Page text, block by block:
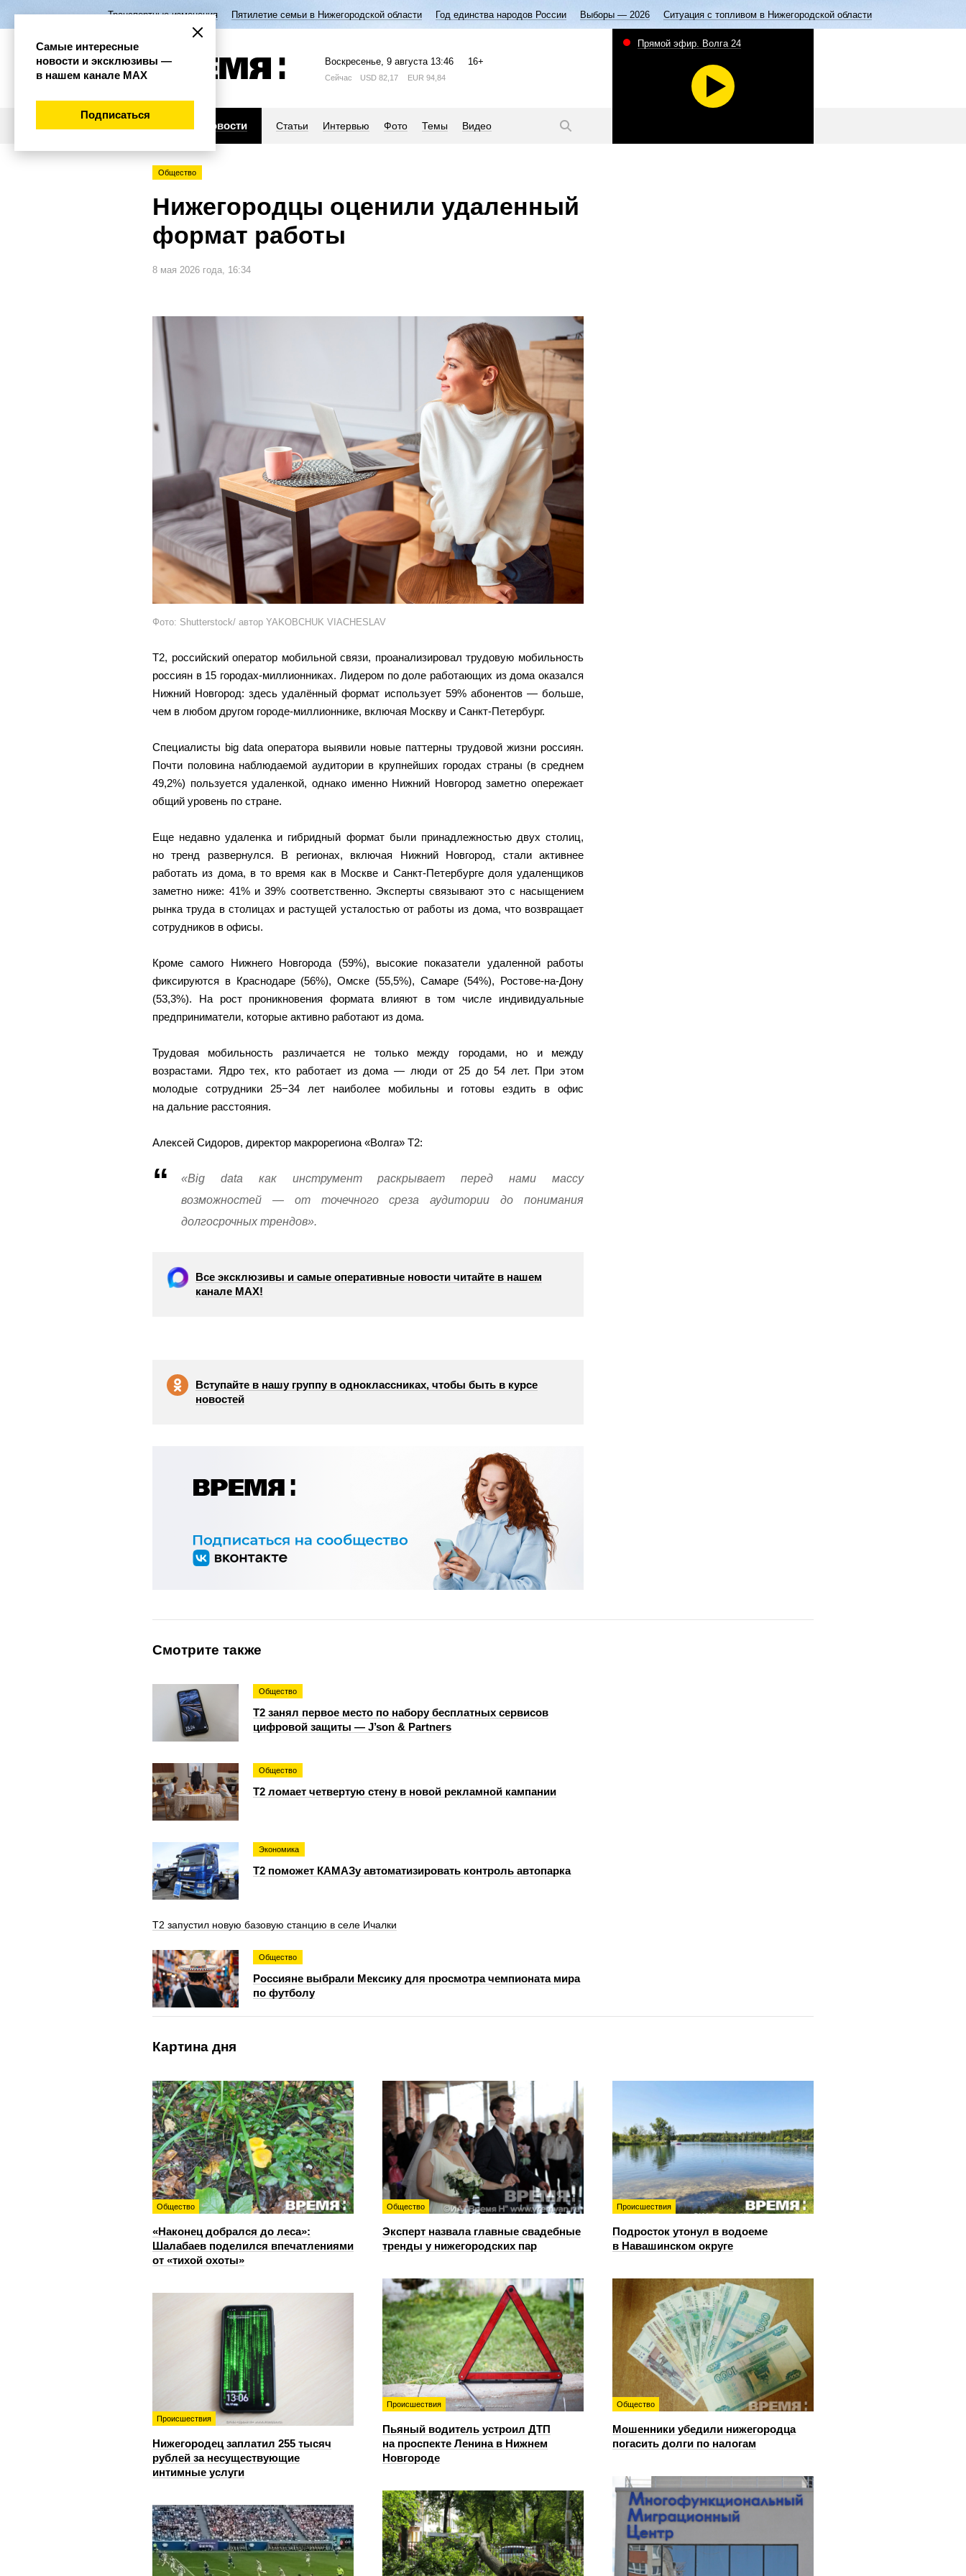
Транспортные изменения Пятилетие семьи в Нижегородской области Год единства народов России Выборы — 2026 Ситуация с топливом в Нижегородской области
Воскресенье, 9 августа 13:46 16+
Сейчас USD 82,17 EUR 94,84
Новости Статьи Интервью Фото Темы Видео
Прямой эфир. Волга 24
Общество
Нижегородцы оценили удаленный
формат работы
8 мая 2026 года, 16:34
Фото: Shutterstock/ автор YAKOBCHUK VIACHESLAV
Т2, российский оператор мобильной связи, проанализировал трудовую мобильность
россиян в 15 городах-миллионниках. Лидером по доле работающих из дома оказался
Нижний Новгород: здесь удалённый формат использует 59% абонентов — больше,
чем в любом другом городе-миллионнике, включая Москву и Санкт-Петербург.
Специалисты big data оператора выявили новые паттерны трудовой жизни россиян.
Почти половина наблюдаемой аудитории в крупнейших городах страны (в среднем
49,2%) пользуется удаленкой, однако именно Нижний Новгород заметно опережает
общий уровень по стране.
Еще недавно удаленка и гибридный формат были принадлежностью двух столиц,
но тренд развернулся. В регионах, включая Нижний Новгород, стали активнее
работать из дома, в то время как в Москве и Санкт-Петербурге доля удаленщиков
заметно ниже: 41% и 39% соответственно. Эксперты связывают это с насыщением
рынка труда в столицах и растущей усталостью от работы из дома, что возвращает
сотрудников в офисы.
Кроме самого Нижнего Новгорода (59%), высокие показатели удаленной работы
фиксируются в Краснодаре (56%), Омске (55,5%), Самаре (54%), Ростове-на-Дону
(53,3%). На рост проникновения формата влияют в том числе индивидуальные
предприниматели, которые активно работают из дома.
Трудовая мобильность различается не только между городами, но и между
возрастами. Ядро тех, кто работает из дома — люди от 25 до 54 лет. При этом
молодые сотрудники 25−34 лет наиболее мобильны и готовы ездить в офис
на дальние расстояния.
Алексей Сидоров, директор макрорегиона «Волга» Т2:
«Big data как инструмент раскрывает перед нами массу
возможностей — от точечного среза аудитории до понимания
долгосрочных трендов».
Все эксклюзивы и самые оперативные новости читайте в нашем
канале МАХ!
Вступайте в нашу группу в одноклассниках, чтобы быть в курсе
новостей
Смотрите также
Общество
Т2 занял первое место по набору бесплатных сервисов
цифровой защиты — J’son & Partners
Общество
Т2 ломает четвертую стену в новой рекламной кампании
Экономика
T2 поможет КАМАЗу автоматизировать контроль автопарка
Т2 запустил новую базовую станцию в селе Ичалки
Общество
Россияне выбрали Мексику для просмотра чемпионата мира
по футболу
Картина дня
Общество
«Наконец добрался до леса»:
Шалабаев поделился впечатлениями
от «тихой охоты»
Общество
Эксперт назвала главные свадебные
тренды у нижегородских пар
Происшествия
Подросток утонул в водоеме
в Навашинском округе
Происшествия
Пьяный водитель устроил ДТП
на проспекте Ленина в Нижнем
Новгороде
Общество
Мошенники убедили нижегородца
погасить долги по налогам
Происшествия
Нижегородец заплатил 255 тысяч
рублей за несуществующие
интимные услуги
Самые интересные
новости и эксклюзивы —
в нашем канале МАХ
Подписаться